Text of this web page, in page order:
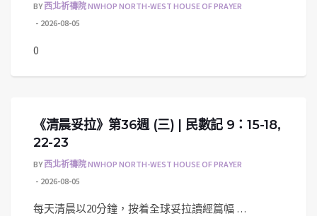
BY西北祈禱院 NWHOP NORTH-WEST HOUSE OF PRAYER
2026-08-05
0
《清晨妥拉》第36週 (三) | 民數記 9：15-18,
22-23
BY西北祈禱院 NWHOP NORTH-WEST HOUSE OF PRAYER
2026-08-05
每天清晨以20分鐘，按着全球妥拉讀經篇幅 …